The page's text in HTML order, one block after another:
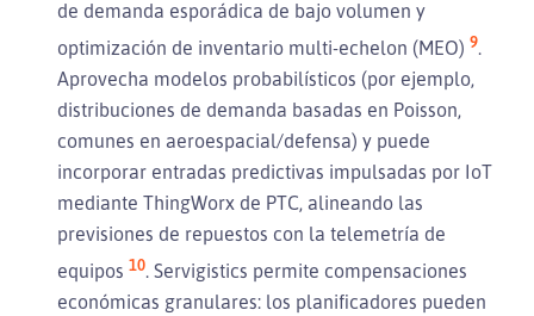
de demanda esporádica de bajo volumen y
optimización de inventario multi-echelon (MEO) 9.
Aprovecha modelos probabilísticos (por ejemplo,
distribuciones de demanda basadas en Poisson,
comunes en aeroespacial/defensa) y puede
incorporar entradas predictivas impulsadas por IoT
mediante ThingWorx de PTC, alineando las
previsiones de repuestos con la telemetría de
equipos 10. Servigistics permite compensaciones
económicas granulares: los planificadores pueden